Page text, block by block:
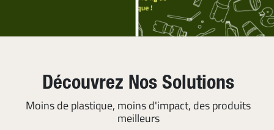
Découvrez Nos Solutions
Moins de plastique, moins d'impact, des produits
meilleurs